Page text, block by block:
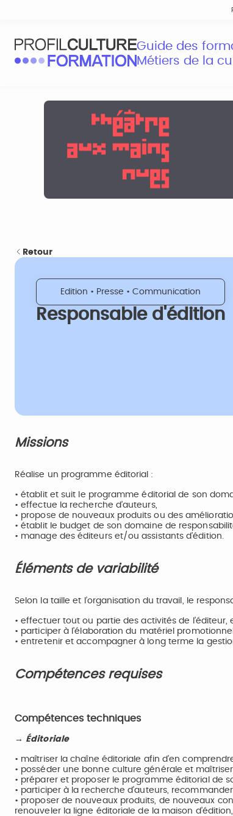
Guide des
Métiers de la
Retour
Edition • Presse • Communication
Responsable d'édition
Missions
Réalise un programme éditorial :
• établit et suit le programme éditorial de son
• effectue la recherche d’auteurs,
• propose de nouveaux produits ou des
• établit le budget de son domaine de
• manage des éditeurs et/ou assistants d’édition.
Éléments de variabilité
Selon la taille et l’organisation du travail, le
• effectuer tout ou partie des activités de
• participer à l’élaboration du matériel
• entretenir et accompagner à long terme la
Compétences requises
Compétences techniques
→ Éditoriale
• maîtriser la chaîne éditoriale afin d’en
• posséder une bonne culture générale et
• préparer et proposer le programme éditorial de
• participer à la recherche d’auteurs,
• proposer de nouveaux produits, de nouveaux
renouveler la ligne éditoriale de la maison d’édition,